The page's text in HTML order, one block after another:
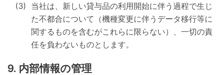
当社は、新しい貸与品の利用開始に伴う過程で生じ
た不都合について（機種変更に伴うデータ移行等に
関するものを含むがこれらに限らない）、一切の責
任を負わないものとします。
内部情報の管理